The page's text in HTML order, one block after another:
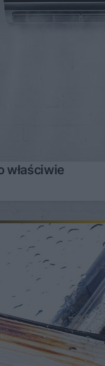
właściwie